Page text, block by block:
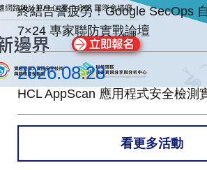
終結告警疲勞！Google SecOps
7×24 專家聯防實戰論壇
2026.08.28
HCL AppScan 應用程式安全檢測
看更多活動